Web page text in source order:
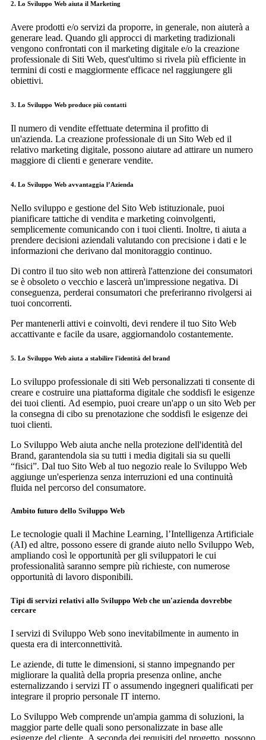
2. Lo Sviluppo Web aiuta il Marketing
Avere prodotti e/o servizi da proporre, in generale, non aiuterà a
generare lead. Quando gli approcci di marketing tradizionali
vengono confrontati con il marketing digitale e/o la creazione
professionale di Siti Web, quest'ultimo si rivela più efficiente in
termini di costi e maggiormente efficace nel raggiungere gli
obiettivi.
3. Lo Sviluppo Web produce più contatti
Il numero di vendite effettuate determina il profitto di
un'azienda. La creazione professionale di un Sito Web ed il
relativo marketing digitale, possono aiutare ad attirare un numero
maggiore di clienti e generare vendite.
4. Lo Sviluppo Web avvantaggia l’Azienda
Nello sviluppo e gestione del Sito Web istituzionale, puoi
pianificare tattiche di vendita e marketing coinvolgenti,
semplicemente comunicando con i tuoi clienti. Inoltre, ti aiuta a
prendere decisioni aziendali valutando con precisione i dati e le
informazioni che derivano dal monitoraggio continuo.
Di contro il tuo sito web non attirerà l'attenzione dei consumatori
se è obsoleto o vecchio e lascerà un'impressione negativa. Di
conseguenza, perderai consumatori che preferiranno rivolgersi ai
tuoi concorrenti.
Per mantenerli attivi e coinvolti, devi rendere il tuo Sito Web
accattivante e facile da usare, aggiornandolo costantemente.
5. Lo Sviluppo Web aiuta a stabilire l'identità del brand
Lo sviluppo professionale di siti Web personalizzati ti consente di
creare e costruire una piattaforma digitale che soddisfi le esigenze
dei tuoi clienti. Ad esempio, puoi creare un'app o un sito Web per
la consegna di cibo su prenotazione che soddisfi le esigenze dei
tuoi clienti.
Lo Sviluppo Web aiuta anche nella protezione dell'identità del
Brand, garantendola sia su tutti i media digitali sia su quelli
“fisici”. Dal tuo Sito Web al tuo negozio reale lo Sviluppo Web
aggiunge un'esperienza senza interruzioni ed una continuità
fluida nel percorso del consumatore.
Ambito futuro dello Sviluppo Web
Le tecnologie quali il Machine Learning, l’Intelligenza Artificiale
(AI) ed altre, possono essere di grande aiuto nello Sviluppo Web,
ampliando così le opportunità per gli sviluppatori le cui
professionalità saranno sempre più richieste, con numerose
opportunità di lavoro disponibili.
Tipi di servizi relativi allo Sviluppo Web che un'azienda dovrebbe
cercare
I servizi di Sviluppo Web sono inevitabilmente in aumento in
questa era di interconnettività.
Le aziende, di tutte le dimensioni, si stanno impegnando per
migliorare la qualità della propria presenza online, anche
esternalizzando i servizi IT o assumendo ingegneri qualificati per
integrare il proprio personale IT interno.
Lo Sviluppo Web comprende un'ampia gamma di soluzioni, la
maggior parte delle quali sono personalizzate in base alle
esigenze del cliente. A seconda dei requisiti del progetto, possono